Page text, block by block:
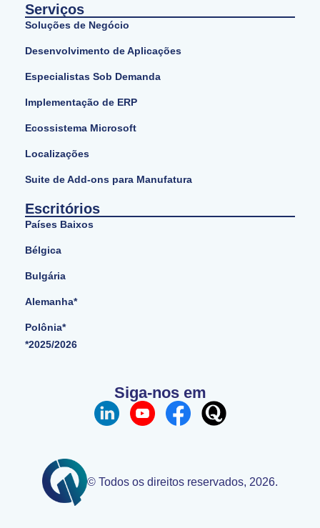
Serviços
Soluções de Negócio
Desenvolvimento de Aplicações
Especialistas Sob Demanda
Implementação de ERP
Ecossistema Microsoft
Localizações
Suite de Add-ons para Manufatura
Escritórios
Países Baixos
Bélgica
Bulgária
Alemanha*
Polônia*
*2025/2026
Siga-nos em
© Todos os direitos reservados, 2026.